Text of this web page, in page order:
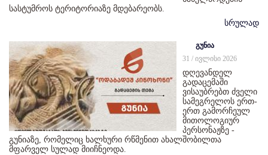
სასტუმროს ტერიტორიაზე მდებარეობს.
სრულად
გუნია
31 / ივლისი 2026
დღევანდელ
გადაცემაში
ვისაუბრებთ ძველი
სამეგრელოს ერთ-
ერთ გამორჩეულ
მითოლოგიურ
პერსონაჟზე -
გუნიაზე, რომელიც ხალხური რწმენით ახალშობილთა
მფარველ სულად მიიჩნეოდა.